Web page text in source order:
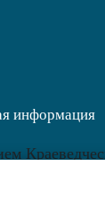
информация